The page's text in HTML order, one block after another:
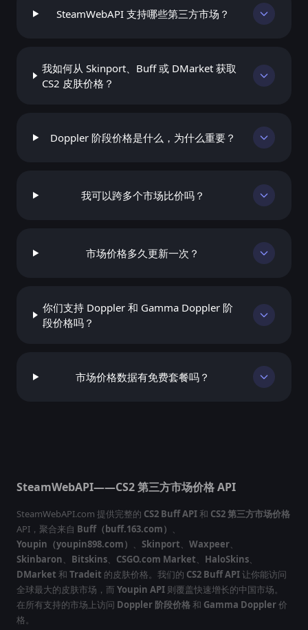
SteamWebAPI 支持哪些第三方市场？
我如何从 Skinport、Buff 或 DMarket 获取
CS2 皮肤价格？
Doppler 阶段价格是什么，为什么重要？
我可以跨多个市场比价吗？
市场价格多久更新一次？
你们支持 Doppler 和 Gamma Doppler 阶
段价格吗？
市场价格数据有免费套餐吗？
SteamWebAPI——CS2 第三方市场价格 API
SteamWebAPI.com 提供完整的 CS2 Buff API和 CS2 第三方市场价格
API，聚合来自 Buff（buff.163.com） 、
Youpin（youpin898.com） 、 Skinport、 Waxpeer、
Skinbaron、 Bitskins、 CSGO.com Market、 HaloSkins、
DMarket 和 Tradeit 的皮肤价格。我们的 CS2 Buff API让你能访问
全球最大的皮肤市场，而 Youpin API 则覆盖快速增长的中国市场。
在所有支持的市场上访问 Doppler 阶段价格和 Gamma Doppler价
格。